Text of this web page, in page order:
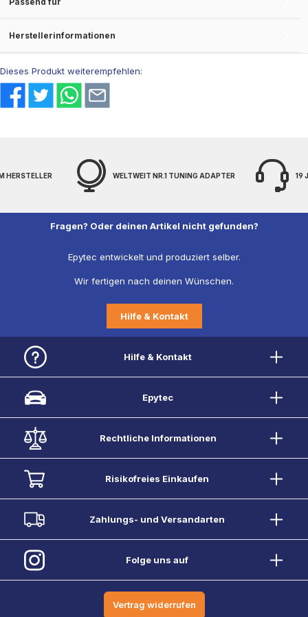
Herstellerinformationen
Dieses Produkt weiterempfehlen:
HERSTELLER WELTWEIT NR.1 TUNING ADAPTER 19
Fragen? Oder deinen Artikel nicht gefunden?
Epytec entwickelt und produziert selber.
Wir fertigen nach deinen Wünschen.
Hilfe & Kontakt
Hilfe & Kontakt
Epytec
Rechtliche Informationen
Risikofreies Einkaufen
Zahlungs- und Versandarten
Folge uns auf
Vertrag widerrufen